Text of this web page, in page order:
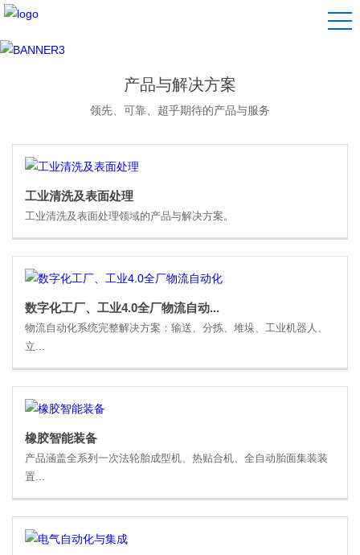
产品与解决方案
领先、可靠、超乎期待的产品与服务
工业清洗及表面处理
工业清洗及表面处理领域的产品与解决方案。
数字化工厂、工业4.0全厂物流自动...
物流自动化系统完整解决方案：输送、分拣、堆垛、工业机器人、
立...
橡胶智能装备
产品涵盖全系列一次法轮胎成型机、热贴合机、全自动胎面集装装
置...